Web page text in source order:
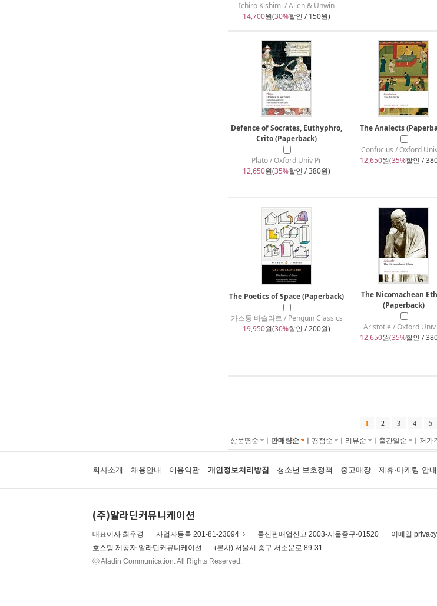
Ichiro Kishimi / Allen & Unwin
14,700원(30%할인 / 150원)
Defence of Socrates, Euthyphro,
Crito (Paperback)
Plato / Oxford Univ Pr
12,650원(35%할인 / 380원)
The Analects
Confucius / Oxford
12,650원(35%할인 /
The Poetics of Space (Paperback)
가스통 바슐라르 / Penguin Classics
19,950원(30%할인 / 200원)
The Nicomachean
(Paperback)
Aristotle / Oxford Univ
12,650원(35%할인 /
1 2 3 4 5
상품명순 ㅣ 판매량순 ㅣ 평점순 ㅣ 리뷰순 ㅣ 출간일순 ㅣ 저가
회사소개 채용안내 이용약관 개인정보처리방침 청소년 보호정책 중고매장 제휴·마케팅 안내
(주)알라딘커뮤니케이션
대표이사 최우경 사업자등록 201-81-23094 통신판매업신고 2003-서울중구-01520
이메일
호스팅 제공자 알라딘커뮤니케이션
(본사) 서울시 중구 서소문로 89-31
ⓒ Aladin Communication. All Rights Reserved.